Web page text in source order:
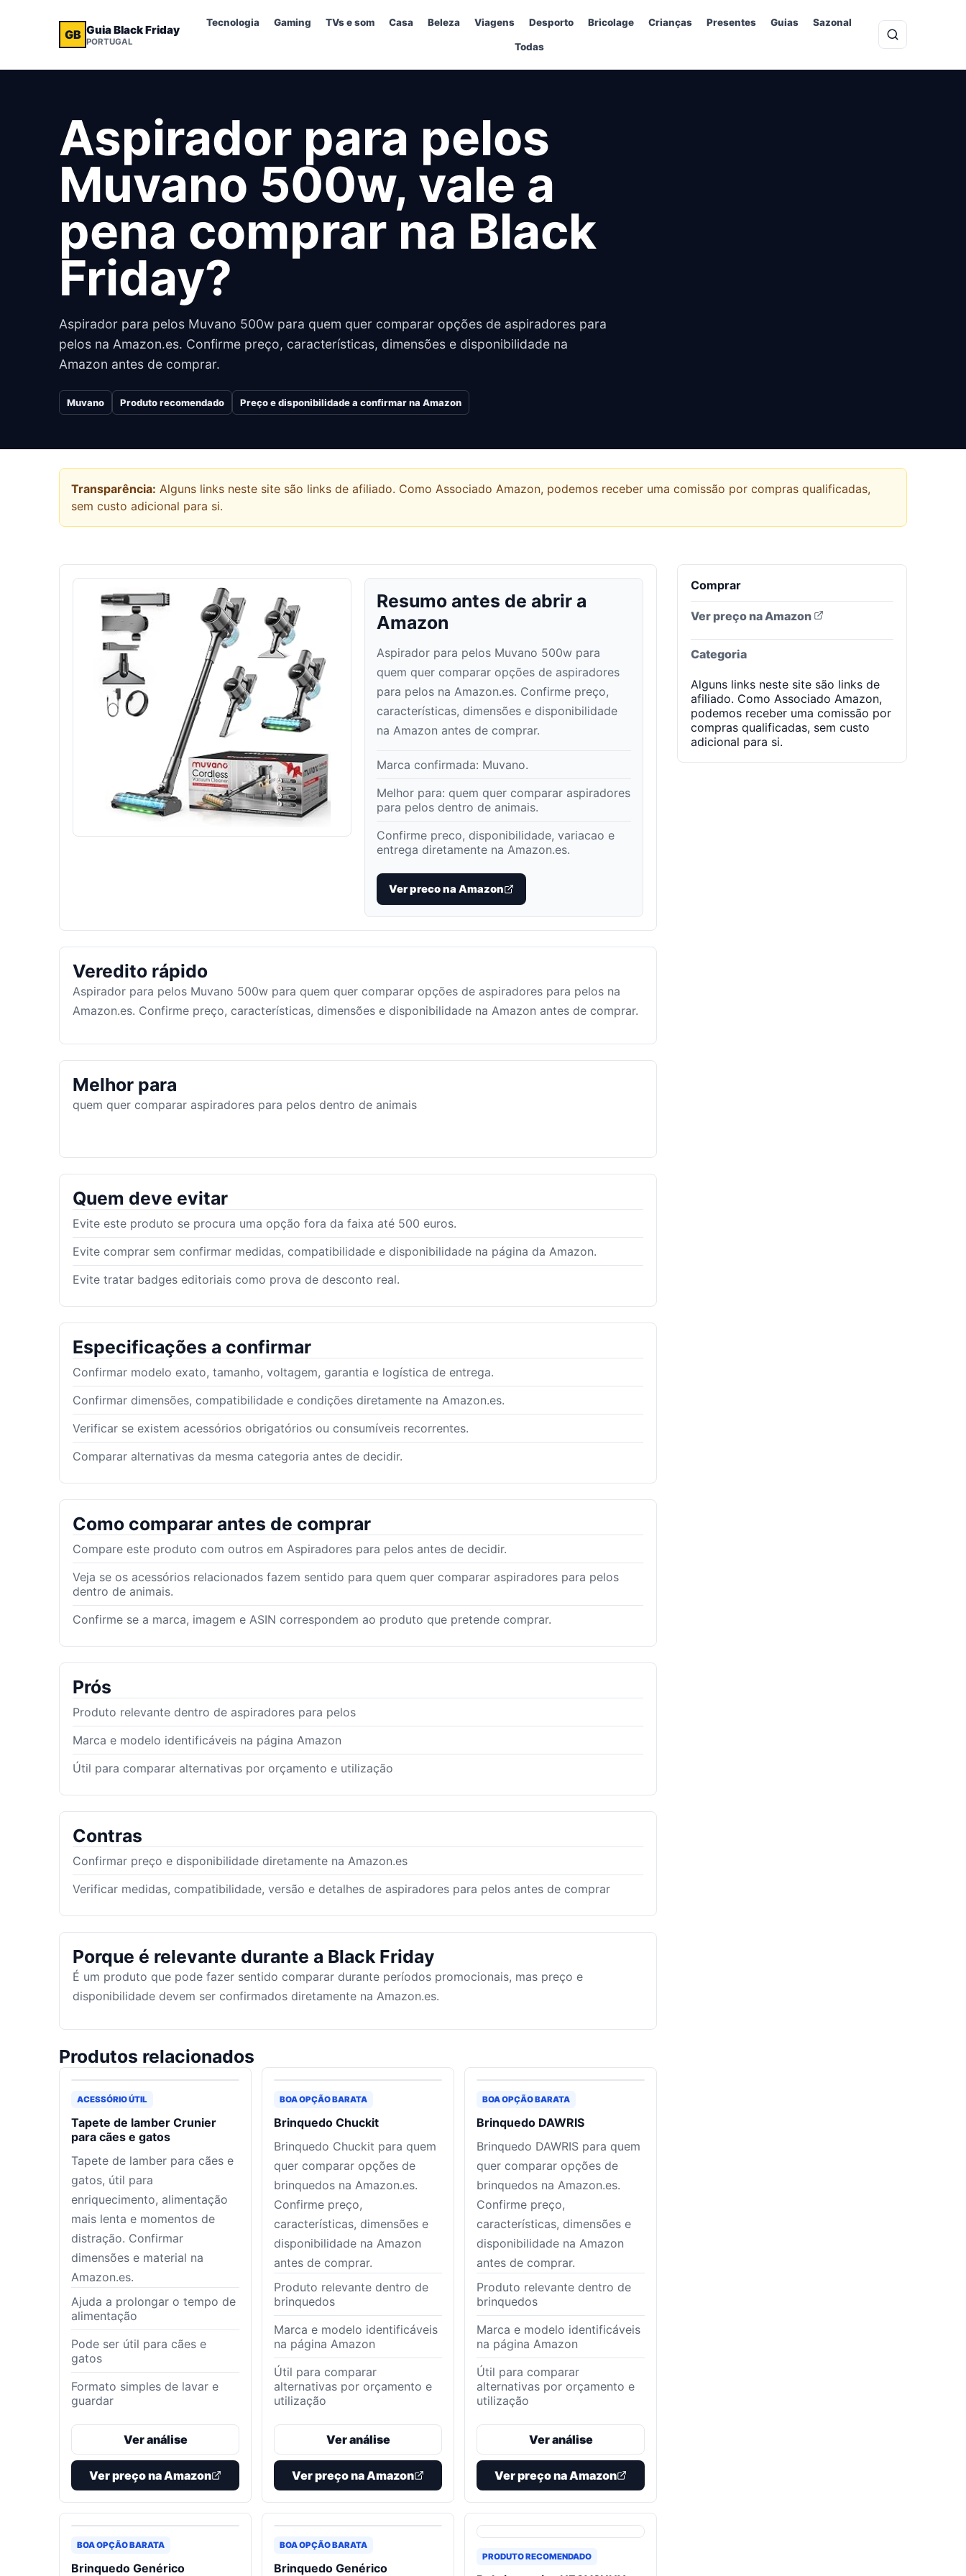
GB Guia Black Friday
PORTUGAL
Tecnologia Gaming TVs e som Casa Beleza Viagens Desporto Bricolage Crianças Presentes Guias Sazonal
Todas
Aspirador para pelos
Muvano 500w, vale a
pena comprar na Black
Friday?
Aspirador para pelos Muvano 500w para quem quer comparar opções de aspiradores para
pelos na Amazon.es. Confirme preço, características, dimensões e disponibilidade na
Amazon antes de comprar.
Muvano Produto recomendado Preço e disponibilidade a confirmar na Amazon
Transparência: Alguns links neste site são links de afiliado. Como Associado Amazon, podemos receber uma comissão por compras qualificadas,
sem custo adicional para si.
Resumo antes de abrir a
Amazon
Aspirador para pelos Muvano 500w para
quem quer comparar opções de aspiradores
para pelos na Amazon.es. Confirme preço,
características, dimensões e disponibilidade
na Amazon antes de comprar.
Marca confirmada: Muvano.
Melhor para: quem quer comparar aspiradores
para pelos dentro de animais.
Confirme preco, disponibilidade, variacao e
entrega diretamente na Amazon.es.
Ver preco na Amazon
Veredito rápido
Aspirador para pelos Muvano 500w para quem quer comparar opções de aspiradores para pelos na
Amazon.es. Confirme preço, características, dimensões e disponibilidade na Amazon antes de comprar.
Melhor para
quem quer comparar aspiradores para pelos dentro de animais
Quem deve evitar
Evite este produto se procura uma opção fora da faixa até 500 euros.
Evite comprar sem confirmar medidas, compatibilidade e disponibilidade na página da Amazon.
Evite tratar badges editoriais como prova de desconto real.
Especificações a confirmar
Confirmar modelo exato, tamanho, voltagem, garantia e logística de entrega.
Confirmar dimensões, compatibilidade e condições diretamente na Amazon.es.
Verificar se existem acessórios obrigatórios ou consumíveis recorrentes.
Comparar alternativas da mesma categoria antes de decidir.
Como comparar antes de comprar
Compare este produto com outros em Aspiradores para pelos antes de decidir.
Veja se os acessórios relacionados fazem sentido para quem quer comparar aspiradores para pelos
dentro de animais.
Confirme se a marca, imagem e ASIN correspondem ao produto que pretende comprar.
Prós
Produto relevante dentro de aspiradores para pelos
Marca e modelo identificáveis na página Amazon
Útil para comparar alternativas por orçamento e utilização
Contras
Confirmar preço e disponibilidade diretamente na Amazon.es
Verificar medidas, compatibilidade, versão e detalhes de aspiradores para pelos antes de comprar
Porque é relevante durante a Black Friday
É um produto que pode fazer sentido comparar durante períodos promocionais, mas preço e
disponibilidade devem ser confirmados diretamente na Amazon.es.
Produtos relacionados
ACESSÓRIO ÚTIL
Tapete de lamber Crunier
para cães e gatos
Tapete de lamber para cães e
gatos, útil para
enriquecimento, alimentação
mais lenta e momentos de
distração. Confirmar
dimensões e material na
Amazon.es.
Ajuda a prolongar o tempo de
alimentação
Pode ser útil para cães e
gatos
Formato simples de lavar e
guardar
Ver análise
Ver preço na Amazon
BOA OPÇÃO BARATA
Brinquedo Chuckit
Brinquedo Chuckit para quem
quer comparar opções de
brinquedos na Amazon.es.
Confirme preço,
características, dimensões e
disponibilidade na Amazon
antes de comprar.
Produto relevante dentro de
brinquedos
Marca e modelo identificáveis
na página Amazon
Útil para comparar
alternativas por orçamento e
utilização
Ver análise
Ver preço na Amazon
BOA OPÇÃO BARATA
Brinquedo DAWRIS
Brinquedo DAWRIS para quem
quer comparar opções de
brinquedos na Amazon.es.
Confirme preço,
características, dimensões e
disponibilidade na Amazon
antes de comprar.
Produto relevante dentro de
brinquedos
Marca e modelo identificáveis
na página Amazon
Útil para comparar
alternativas por orçamento e
utilização
Ver análise
Ver preço na Amazon
BOA OPÇÃO BARATA
Brinquedo Genérico
BOA OPÇÃO BARATA
Brinquedo Genérico
PRODUTO RECOMENDADO
Comprar
Ver preço na Amazon
Categoria
Alguns links neste site são links de
afiliado. Como Associado Amazon,
podemos receber uma comissão por
compras qualificadas, sem custo
adicional para si.